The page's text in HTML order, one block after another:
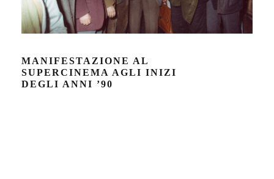
MANIFESTAZIONE AL
SUPERCINEMA AGLI INIZI
DEGLI ANNI ’90